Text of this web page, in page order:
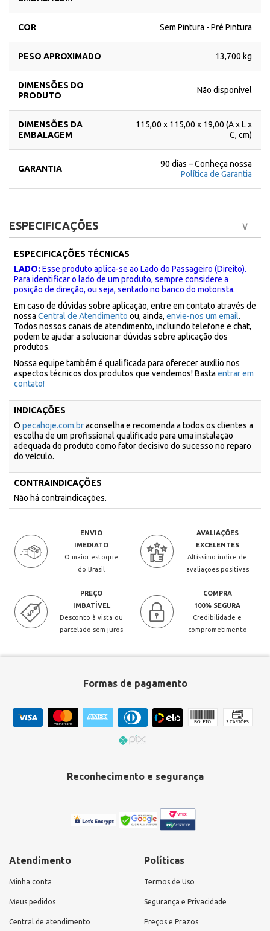
COR Sem Pintura - Pré Pintura
PESO APROXIMADO 13,700 kg
DIMENSÕES DO
PRODUTO
Não disponível
DIMENSÕES DA
EMBALAGEM
115,00 x 115,00 x 19,00 (A x L x
C, cm)
GARANTIA
90 dias – Conheça nossa
Política de Garantia
ESPECIFICAÇÕES
ESPECIFICAÇÕES TÉCNICAS
LADO: Esse produto aplica-se ao Lado do Passageiro (Direito).
Para identificar o lado de um produto, sempre considere a
posição de direção, ou seja, sentado no banco do motorista.
Em caso de dúvidas sobre aplicação, entre em contato através de
nossa Central de Atendimento ou, ainda, envie-nos um email.
Todos nossos canais de atendimento, incluindo telefone e chat,
podem te ajudar a solucionar dúvidas sobre aplicação dos
produtos.
Nossa equipe também é qualificada para oferecer auxílio nos
aspectos técnicos dos produtos que vendemos! Basta entrar em
contato!
INDICAÇÕES
O pecahoje.com.braconselha e recomenda a todos os clientes a
escolha de um profissional qualificado para uma instalação
adequada do produto como fator decisivo do sucesso no reparo
do veículo.
CONTRAINDICAÇÕES
Não há contraindicações.
ENVIO
IMEDIATO
O maior estoque
do Brasil
AVALIAÇÕES
EXCELENTES
Altíssimo índice de
avaliações positivas
PREÇO
IMBATÍVEL
Desconto à vista ou
parcelado sem juros
COMPRA
100% SEGURA
Credibilidade e
comprometimento
Formas de pagamento
Reconhecimento e segurança
Atendimento
Minha conta
Meus pedidos
Central de atendimento
Políticas
Termos de Uso
Segurança e Privacidade
Preços e Prazos